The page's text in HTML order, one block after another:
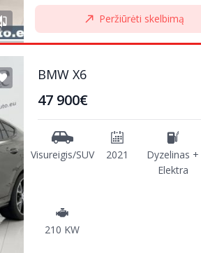
Peržiūrėti skelbimą
BMW X6
47 900€
Visureigis/SUV 2021
Dyzelinas +
Elektra
210 KW